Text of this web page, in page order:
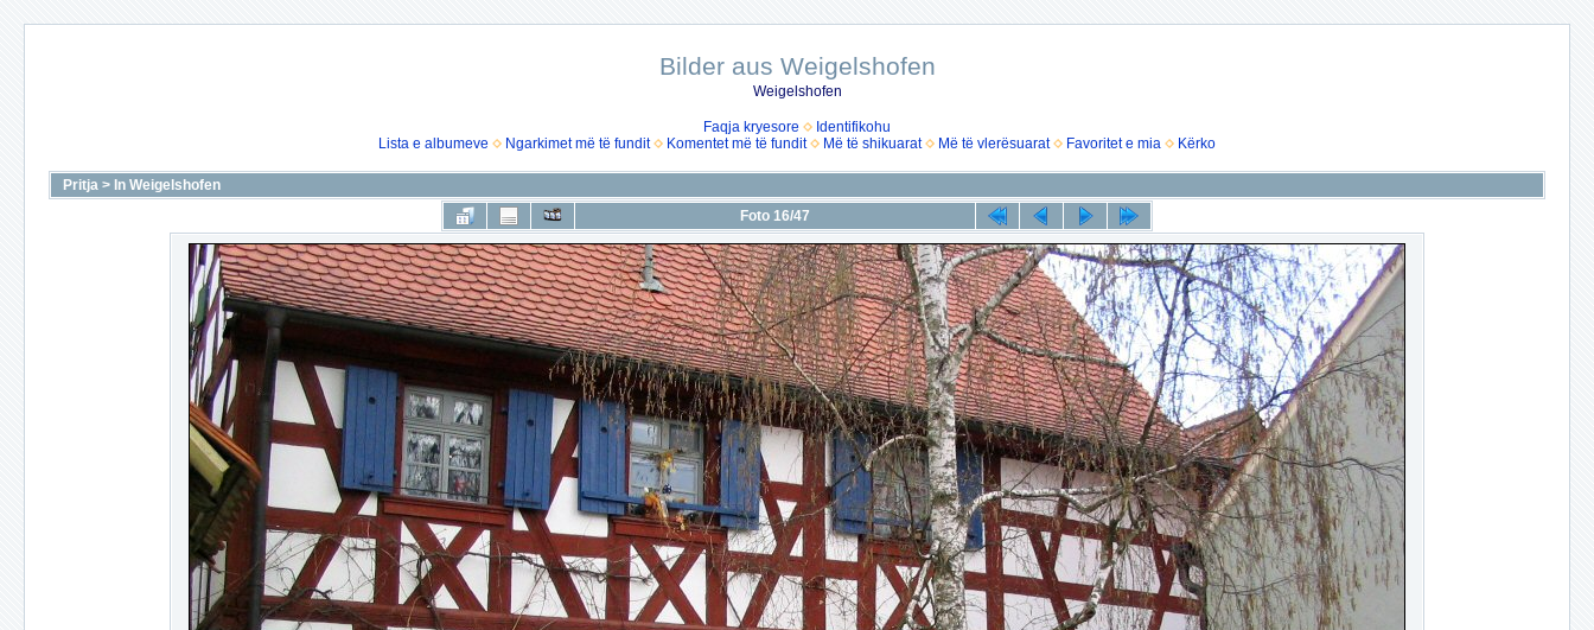
Bilder aus Weigelshofen
Weigelshofen
Faqja kryesore
Identifikohu
Lista e albumeve
Ngarkimet më të fundit Komentet më të fundit Më të shikuarat Më të vlerësuarat Favoritet e mia Kërko
Pritja > In Weigelshofen
Foto 16/47